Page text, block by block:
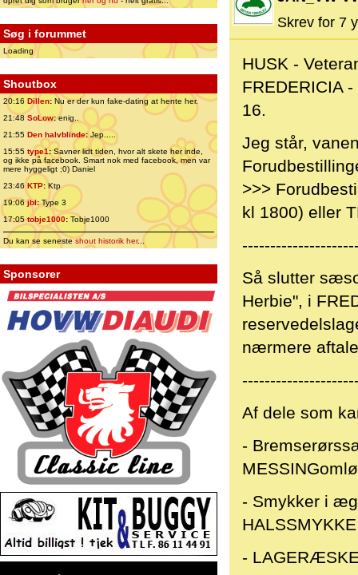
Søg i forummet
Loading
Shoutbox
20:16 Dillen: Nu er der kun fake-dating at hente her.
21:48 SoLow:enig..
21:55 Den halvblinde:Jep.....
15:55 type1:Savner lidt tiden, hvor alt skete her inde,
og ikke på facebook. Smart nok med facebook, men var
mere hyggeligt ;0) Daniel
23:46 KTP:Ktp
19:06jbl:Type 3
17:05tobje1000: Tobje1000
Du kan se senesteshout historik her...
Sponsorer
Skrev for 7
HUSK -
FREDERICIA
16.
Jeg står,
>>>
kl 1800) eller
Så slutter
Herbie", i
nærmere
Af dele som
-
- Smykker i
-